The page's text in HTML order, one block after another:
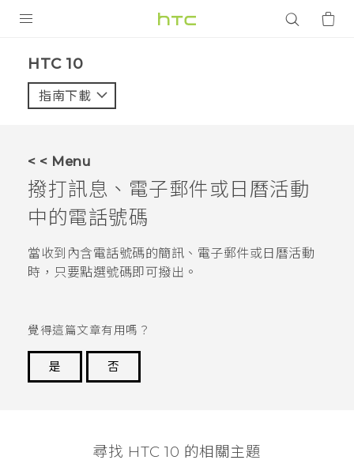
VIVE
VIVERSE
應用程式
支援服務
HTC 10‎
指南下載
< < Menu
撥打訊息、電子郵件或日曆活動
中的電話號碼
當收到內含電話號碼的簡訊、電子郵件或日曆活動
時，只要點選號碼即可撥出。
覺得這篇文章有用嗎？
是
否
尋找 HTC 10 的相關主題